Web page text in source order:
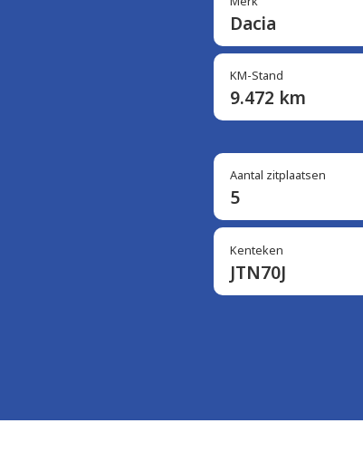
Dacia
KM-Stand
9.472 km
Aantal zitplaatsen
5
Kenteken
JTN70J